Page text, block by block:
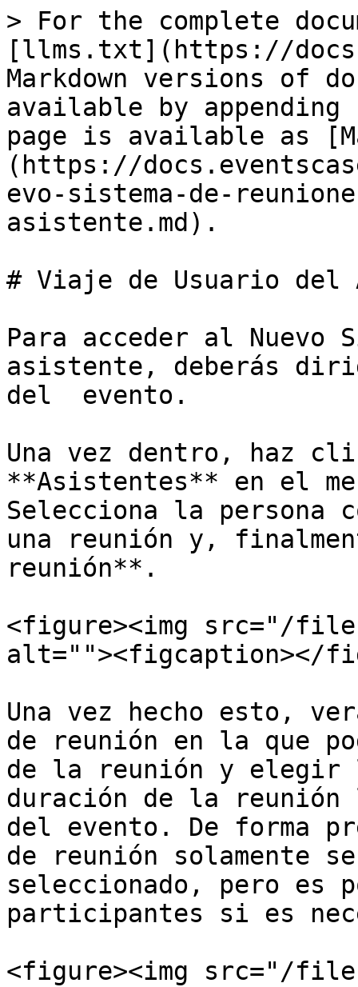
> For the complete
[llms.txt](https://
Markdown versions of
available by
page is available as
(https://
evo-sistema-de-
asistente.md).
# Viaje de Usuario del
Para acceder al Nuevo
asistente, deberás
del  evento.
Una vez dentro, haz
**Asistentes** en el
Selecciona la persona
una reunión y,
reunión**.
<figure><img src="/files/
alt=""><figcaption></
Una vez hecho esto,
de reunión en la que
de la reunión y elegir
duración de la
del evento. De forma
de reunión solamente
seleccionado, pero es
participantes si es
<figure><img src="/